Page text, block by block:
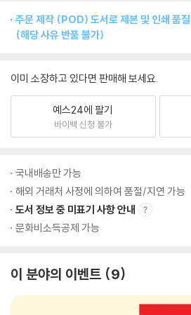
주문 제작 (POD) 도서로 제본 및 인쇄 품
(해당 사유 반품 불가)
이미 소장하고 있다면 판매해 보세요.
예스24에 팔기
바이백 신청 불가
국내배송만 가능
해외 거래처 사정에 의하여 품절/지연 가능
도서 정보 중 미표기 사항 안내
문화비소득공제 가능
이 분야의 이벤트 9